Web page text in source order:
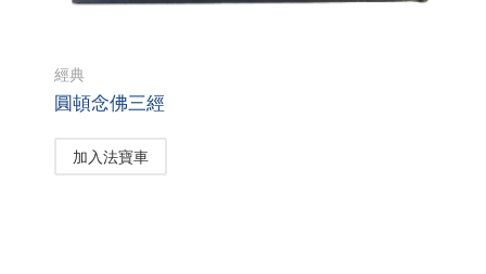
經典
圓頓念佛三經
加入法寶車